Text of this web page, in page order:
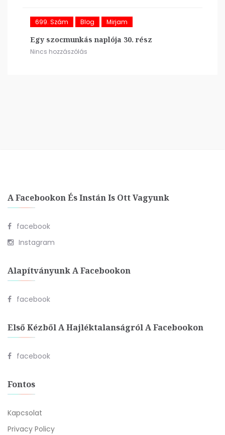
699. Szám Blog Mirjam
Egy szocmunkás naplója 30. rész
Nincs hozzászólás
A Facebookon És Instán Is Ott Vagyunk
facebook
Instagram
Alapítványunk A Facebookon
facebook
Első Kézből A Hajléktalanságról A Facebookon
facebook
Fontos
Kapcsolat
Privacy Policy